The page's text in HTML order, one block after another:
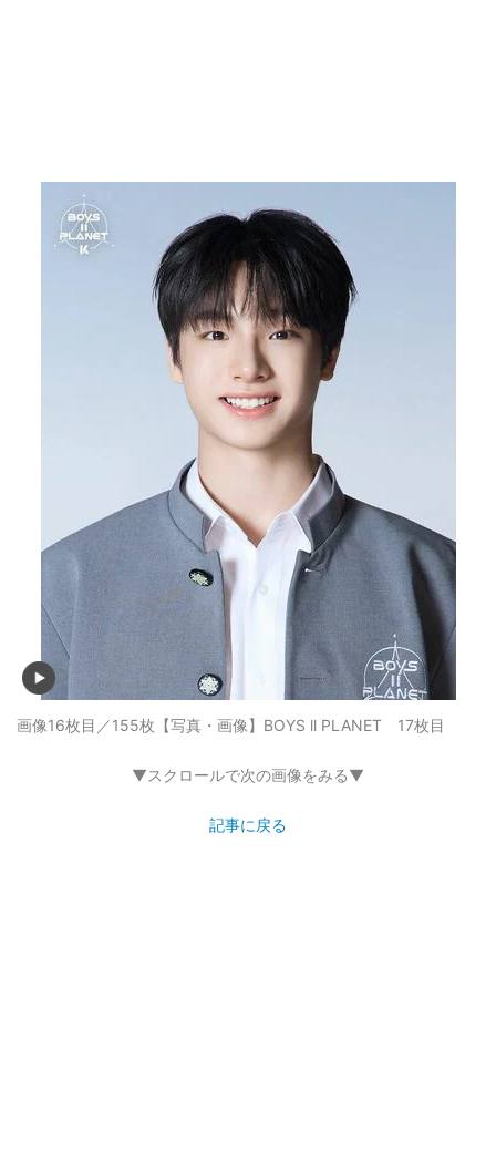
画像16枚目／155枚 【写真・画像】BOYS ll PLANET 17枚目
▼スクロールで次の画像をみる▼
記事に戻る